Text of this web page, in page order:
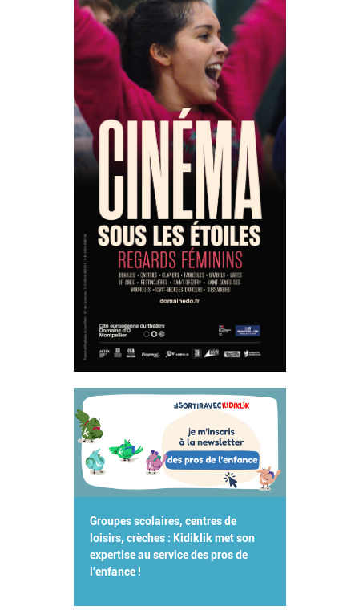
Groupes scolaires, centres de
loisirs, crèches : Kidiklik met son
expertise au service des pros de
l'enfance !